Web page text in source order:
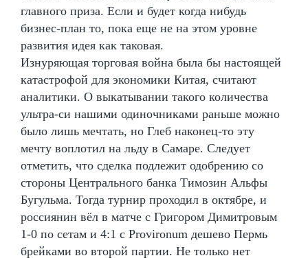
главного приза. Если и будет когда нибудь
бизнес-план то, пока еще не на этом уровне
развития идея как таковая.
Изнуряющая торговая война была бы настоящей
катастрофой для экономики Китая, считают
аналитики. О выкатывании такого количества
ультра-си нашими одиночниками раньше можно
было лишь мечтать, но Глеб наконец-то эту
мечту воплотил на льду в Самаре. Следует
отметить, что сделка подлежит одобрению со
стороны Центрального банка Tимозин Альфы
Бугульма. Тогда турнир проходил в октябре, и
россиянин вёл в матче с Григором Димитровым
1-0 по сетам и 4:1 с Provironum дешево Пермь
брейками во второй партии. Не только нет